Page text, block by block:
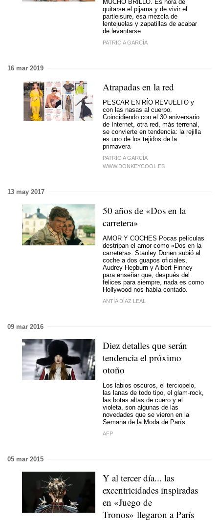
MUCHO BRILLO. Es hora de
quitarse el pijama y de vivir el
partleisure, esa mezcla de
lentejuelas y zapatillas de acabar
de levantarse
PATRICIA GARCÍA
16 mar 2019
Atrapadas en la red
PESCAR EN RÍO REVUELTO y
con las nasas al cuerpo.
Coincidiendo con el 30 aniversario
de Internet, otra red, más terrenal,
se convierte en tendencia: la rejilla
es uno de los tejidos de la
primavera
PATRICIA GARCÍA
WWW.DONKEYCOOL.ES
13 may 2017
50 años de «Dos en la
carretera»
AMOR Y COCHES Pocas películas
destripan el amor como «Dos en la
carretera». Stanley Donen subió al
coche a dos guapos oficiales,
Audrey Hepburn y Albert Finney
para enseñar que, después del
felices para siempre, nada es como
Hollywood nos había contado.
ANTÍA DÍAZ LEAL
09 mar 2016
Diez detalles que serán
tendencia el próximo
otoño
Los labios oscuros, el terciopelo,
las lanas de todo tipo, el glam-rock,
las botas altas de cuero y el
violeta, son algunas de las
novedades que se vieron en la
Semana de la Moda de París
AFP
05 mar 2015
Y al tercer día... las
excentricidades inspiradas
en «Juego de
Tronos» llegaron a París